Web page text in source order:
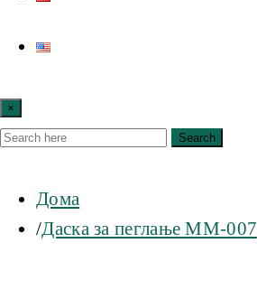
×
Search
Дома
Даска за пеглање MM-007